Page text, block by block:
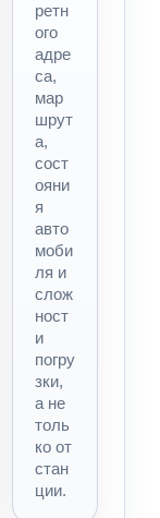
ретн
ого
адре
са,
мар
шрут
а,
сост
ояни
я
авто
моби
ля и
слож
ност
и
погру
зки,
а не
толь
ко от
стан
ции.